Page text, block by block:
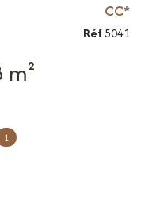
Appartement 2 pièce(s) 1 chambre(s) 38.8 m²
1
CC*
Réf5041